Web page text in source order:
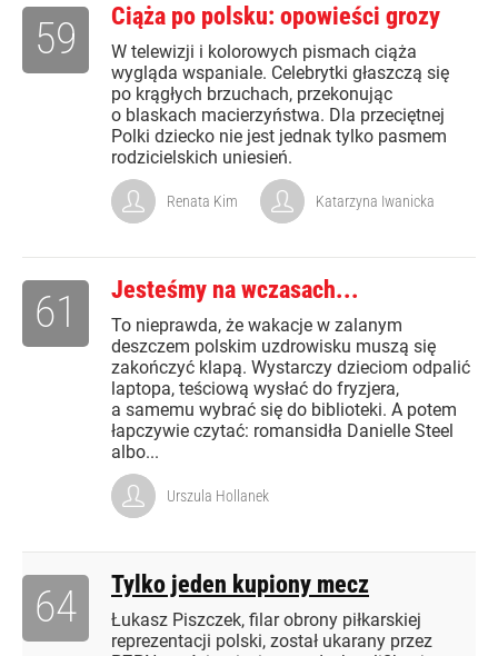
Ciąża po polsku: opowieści grozy
W telewizji i kolorowych pismach ciąża
wygląda wspaniale. Celebrytki głaszczą się
po krągłych brzuchach, przekonując
o blaskach macierzyństwa. Dla przeciętnej
Polki dziecko nie jest jednak tylko pasmem
rodzicielskich uniesień.
59
Renata Kim Katarzyna Iwanicka
Jesteśmy na wczasach...
To nieprawda, że wakacje w zalanym
deszczem polskim uzdrowisku muszą się
zakończyć klapą. Wystarczy dzieciom odpalić
laptopa, teściową wysłać do fryzjera,
a samemu wybrać się do biblioteki. A potem
łapczywie czytać: romansidła Danielle Steel
albo...
61
Urszula Hollanek
Tylko jeden kupiony mecz
Łukasz Piszczek, filar obrony piłkarskiej
reprezentacji polski, został ukarany przez
64